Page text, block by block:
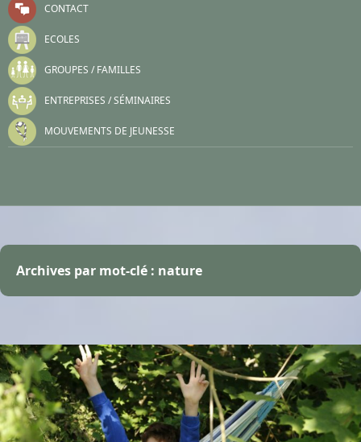
CONTACT
ECOLES
GROUPES / FAMILLES
ENTREPRISES / SÉMINAIRES
MOUVEMENTS DE JEUNESSE
Archives par mot-clé : nature